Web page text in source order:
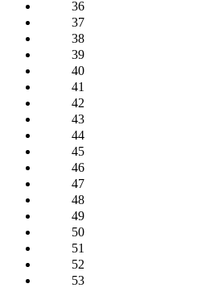
36
37
38
39
40
41
42
43
44
45
46
47
48
49
50
51
52
53